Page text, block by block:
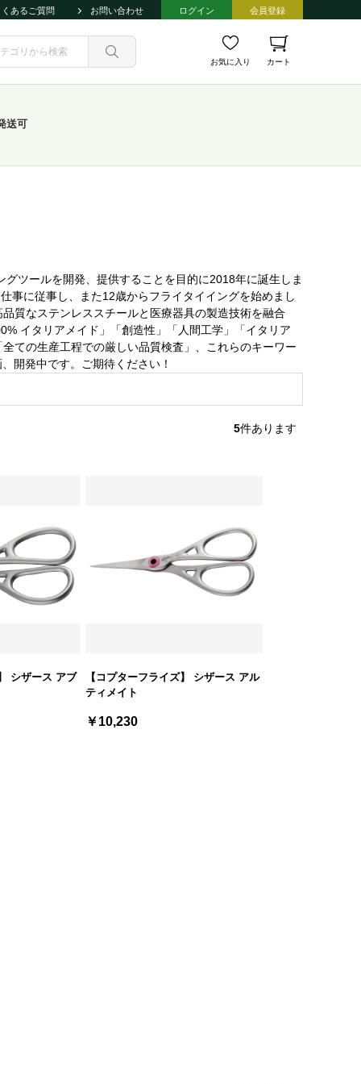
くあるご質問 お問い合わせ ログイン 会員登録
お気に入り カート
送可
ツールを開発、提供することを目的に2018年に誕生しま
事に従事し、また12歳からフライタイイングを始めまし
質なステンレススチールと医療器具の製造技術を融合
イタリアメイド」「創造性」「人間工学」「イタリア
ての生産工程での厳しい品質検査」、これらのキーワー
開発中です。ご期待ください！
5件あります
シザース アブ
【コプターフライズ】 シザース アル
ティメイト
￥10,230